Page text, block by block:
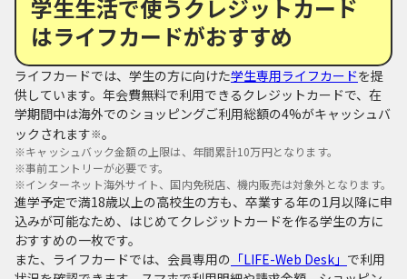
学生生活で使うクレジットカード
はライフカードがおすすめ
ライフカードでは、学生の方に向けた学生専用ライフカードを提
供しています。年会費無料で利用できるクレジットカードで、在
学期間中は海外でのショッピングご利用総額の4%がキャッシュバ
ックされます※。
※キャッシュバック金額の上限は、年間累計10万円となります。
※事前エントリーが必要です。
※インターネット海外サイト、国内免税店、機内販売は対象外となります。
進学予定で満18歳以上の高校生の方も、卒業する年の1月以降に申
込みが可能なため、はじめてクレジットカードを作る学生の方に
おすすめの一枚です。
また、ライフカードでは、会員専用の 「LIFE-Web Desk」 で利用